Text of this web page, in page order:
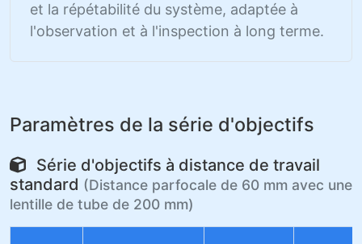
et la répétabilité du système, adaptée à
l'observation et à l'inspection à long terme.
Paramètres de la série d'objectifs
Série d'objectifs à distance de travail
standard (Distance parfocale de 60 mm avec une
lentille de tube de 200 mm)